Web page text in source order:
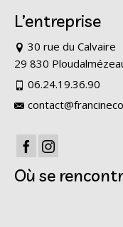
L’entreprise
30 rue du Calvaire
29 830
06.24.19.36.90
Où se